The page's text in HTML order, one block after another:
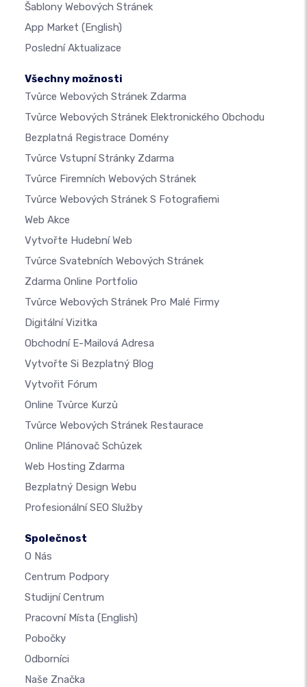
Šablony Webových Stránek
App Market (English)
Poslední Aktualizace
Všechny možnosti
Tvůrce Webových Stránek Zdarma
Tvůrce Webových Stránek Elektronického Obchodu
Bezplatná Registrace Domény
Tvůrce Vstupní Stránky Zdarma
Tvůrce Firemních Webových Stránek
Tvůrce Webových Stránek S Fotografiemi
Web Akce
Vytvořte Hudební Web
Tvůrce Svatebních Webových Stránek
Zdarma Online Portfolio
Tvůrce Webových Stránek Pro Malé Firmy
Digitální Vizitka
Obchodní E-Mailová Adresa
Vytvořte Si Bezplatný Blog
Vytvořit Fórum
Online Tvůrce Kurzů
Tvůrce Webových Stránek Restaurace
Online Plánovač Schůzek
Web Hosting Zdarma
Bezplatný Design Webu
Profesionální SEO Služby
Společnost
O Nás
Centrum Podpory
Studijní Centrum
Pracovní Místa (English)
Pobočky
Odborníci
Naše Značka